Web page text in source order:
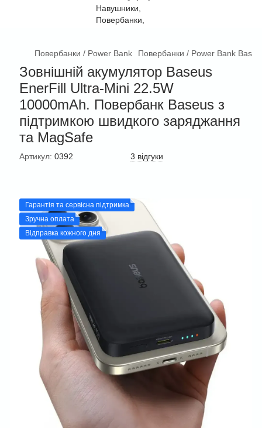
Повербанки / Power Bank Повербанки / Power Bank
Зовнішній акумулятор Baseus
EnerFill Ultra-Mini 22.5W
10000mAh. Повербанк Baseus з
підтримкою швидкого заряджання
та MagSafe
Артикул: 0392 3 відгуки
Гарантія та сервісна підтримка
Зручна оплата
Відправка кожного дня